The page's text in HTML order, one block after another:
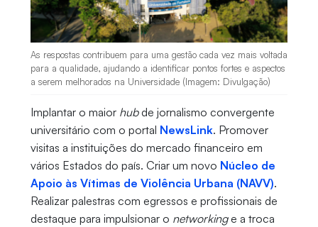
As respostas contribuem para uma gestão cada vez mais voltada
para a qualidade, ajudando a identificar pontos fortes e aspectos
a serem melhorados na Universidade (Imagem: Divulgação)
Implantar o maior hubde jornalismo convergente
universitário com o portal NewsLink. Promover
visitas a instituições do mercado financeiro em
vários Estados do país. Criar um novo Núcleo de
Apoio às Vítimas de Violência Urbana (NAVV).
Realizar palestras com egressos e profissionais de
destaque para impulsionar o networkinge a troca